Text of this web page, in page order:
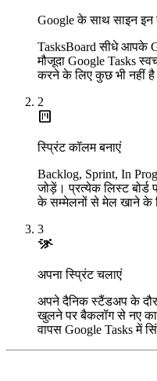
Google के साथ साइन इन
TasksBoard सीधे आपके
मौजूदा Google Tasks
करने के लिए कुछ भी नहीं
2
view_kanban
स्प्रिंट कॉलम बनाएं
Backlog, Sprint, In
जोड़ें। प्रत्येक लिस्ट बोर्ड
के सम्मेलनों से मेल खाने के
3
sprint
अपना स्प्रिंट चलाएं
अपने दैनिक स्टैंडअप के
खुलने पर बैकलॉग से नए
वापस Google Tasks में